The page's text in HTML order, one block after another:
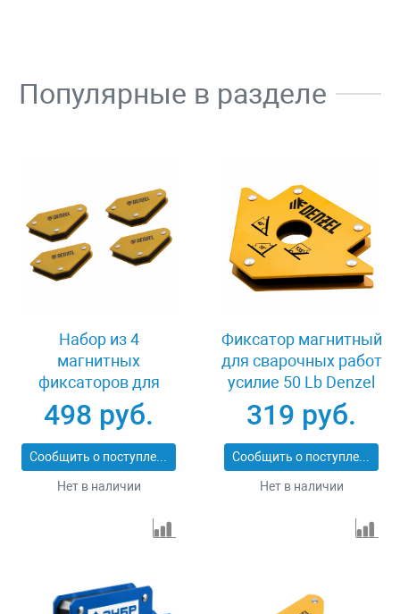
Популярные в разделе
Набор из 4
магнитных
фиксаторов для
сварочных работ
Denzel 97555
498 руб.
Сообщить о поступлении
Нет в наличии
Фиксатор магнитный
для сварочных работ
усилие 50 Lb Denzel
97553
319 руб.
Сообщить о поступлении
Нет в наличии